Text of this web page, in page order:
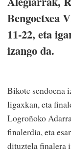
Bengoetxea
11-22, eta
izango da.
Bikote sendoena
ligaxkan, eta
Logroñoko
finalerdia, eta
dituztela finalera